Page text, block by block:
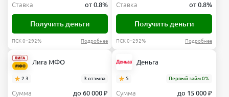
Ставка
от 0.8%
Получить деньги
ПСК 0–292% Подробнее
Ставка
от 0.8%
Получить деньги
ПСК 0–292% Подробнее
Лига МФО
2.3 3 отзыва
Сумма
до 60 000 ₽
Деньга
5 Первый займ 0%
Сумма
до 15 000 ₽